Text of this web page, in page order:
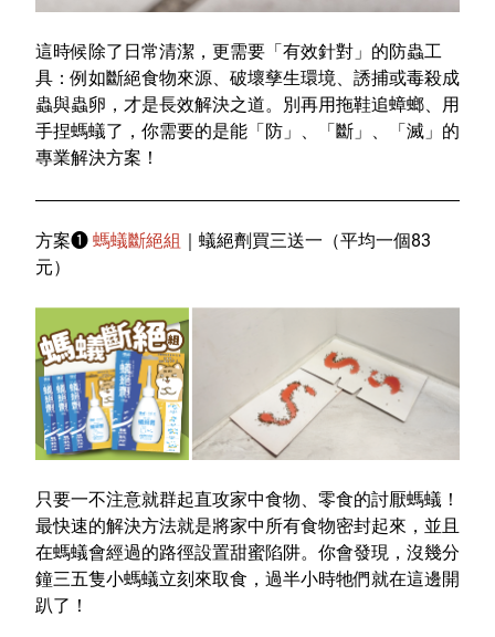
這時候除了日常清潔，更需要「有效針對」的防蟲工
具：例如斷絕食物來源、破壞孳生環境、誘捕或毒殺成
蟲與蟲卵，才是長效解決之道。別再用拖鞋追蟑螂、用
手捏螞蟻了，你需要的是能「防」、「斷」、「滅」的
專業解決方案！
方案❶ 螞蟻斷絕組 ｜蟻絕劑買三送一（平均一個83
元）
只要一不注意就群起直攻家中食物、零食的討厭螞蟻！
最快速的解決方法就是將家中所有食物密封起來，並且
在螞蟻會經過的路徑設置甜蜜陷阱。你會發現，沒幾分
鐘三五隻小螞蟻立刻來取食，過半小時牠們就在這邊開
趴了！